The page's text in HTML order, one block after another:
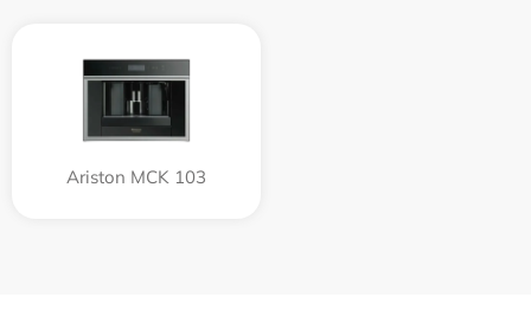
Ariston MCK 103